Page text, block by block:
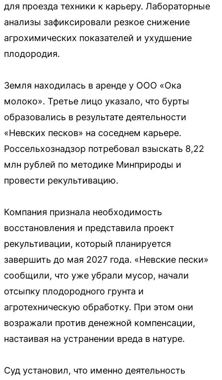
для проезда техники к карьеру. Лабораторные
анализы зафиксировали резкое снижение
агрохимических показателей и ухудшение
плодородия.
Земля находилась в аренде у ООО «Ока
молоко». Третье лицо указало, что бурты
образовались в результате деятельности
«Невских песков» на соседнем карьере.
Россельхознадзор потребовал взыскать 8,22
млн рублей по методике Минприроды и
провести рекультивацию.
Компания признала необходимость
восстановления и представила проект
рекультивации, который планируется
завершить до мая 2027 года. «Невские пески»
сообщили, что уже убрали мусор, начали
отсыпку плодородного грунта и
агротехническую обработку. При этом они
возражали против денежной компенсации,
настаивая на устранении вреда в натуре.
Суд установил, что именно деятельность